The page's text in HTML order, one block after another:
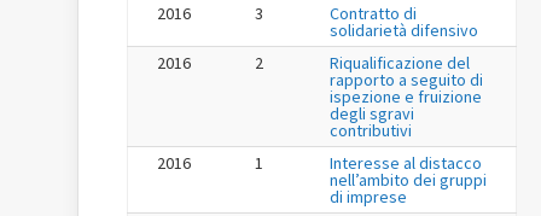
2016
3 Contratto di
solidarietà difensivo
2016
2 Riqualificazione del
rapporto a seguito di
ispezione e fruizione
degli sgravi
contributivi
2016
1 Interesse al distacco
nell’ambito dei gruppi
di imprese